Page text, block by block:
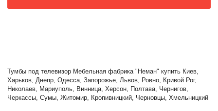
Тумбы под телевизор Мебельная фабрика "Неман" купить Киев,
Харьков, Днепр, Одесса, Запорожье, Львов, Ровно, Кривой Рог,
Николаев, Мариуполь, Винница, Херсон, Полтава, Чернигов,
Черкассы, Сумы, Житомир, Кропивницкий, Черновцы, Хмельницкий